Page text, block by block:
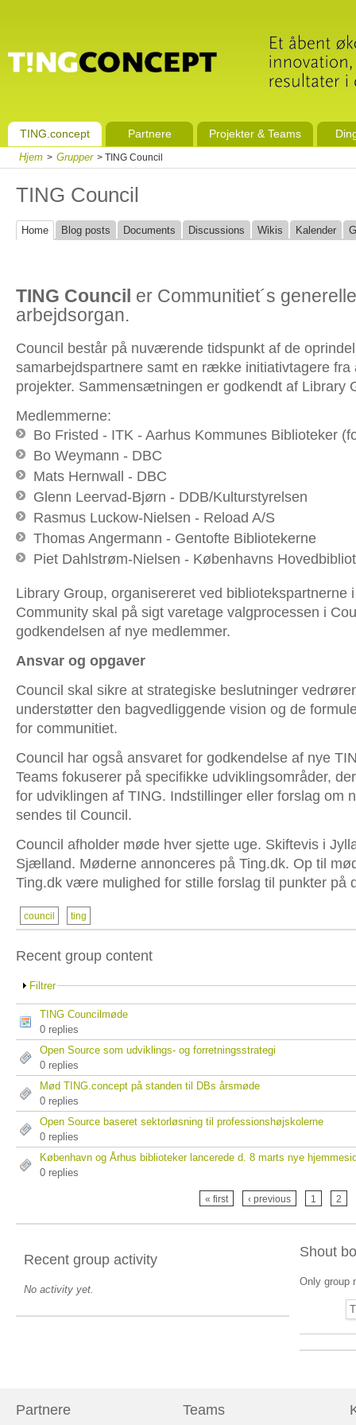
TING.concept Partnere Projekter & Teams
Hjem > Grupper > TING Council
TING Council
Home Blog posts Documents Discussions Wikis Kalender
TING Council er Communitiet´s generelle
arbejdsorgan.
Council består på nuværende tidspunkt af de
samarbejdspartnere samt en række initiativtagere fra
projekter. Sammensætningen er godkendt af Library
Medlemmerne:
Bo Fristed - ITK - Aarhus Kommunes Biblioteker
Bo Weymann - DBC
Mats Hernwall - DBC
Glenn Leervad-Bjørn - DDB/Kulturstyrelsen
Rasmus Luckow-Nielsen - Reload A/S
Thomas Angermann - Gentofte Bibliotekerne
Piet Dahlstrøm-Nielsen - Københavns
Library Group, organisereret ved bibliotekspartnerne
Community skal på sigt varetage valgprocessen i
godkendelsen af nye medlemmer.
Ansvar og opgaver
Council skal sikre at strategiske beslutninger
understøtter den bagvedliggende vision og de
for communitiet.
Council har også ansvaret for godkendelse af nye
Teams fokuserer på specifikke udviklingsområder,
for udviklingen af TING. Indstillinger eller forslag om
sendes til Council.
Council afholder møde hver sjette uge. Skiftevis i
Sjælland. Møderne annonceres på Ting.dk. Op til
Ting.dk være mulighed for stille forslag til punkter på
council ting
Recent group content
Filtrer
TING Councilmøde
0 replies
Open Source som udviklings- og forretningsstrategi
0 replies
Mød TING.concept på standen til DBs årsmøde
0 replies
Open Source baseret sektorløsning til professionshøjskolerne
0 replies
København og Århus biblioteker lancerede d. 8 marts nye
0 replies
« first ‹ previous 1 2
Recent group activity
No activity yet.
Shout
Only group
Partnere Teams